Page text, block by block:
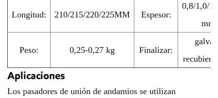
Longitud: 210/215/220/225MM Espesor:
0,8/1,0/
Peso: 0,25-0,27 kg Finalizar:
Aplicaciones
Los pasadores de unión de andamios se utilizan